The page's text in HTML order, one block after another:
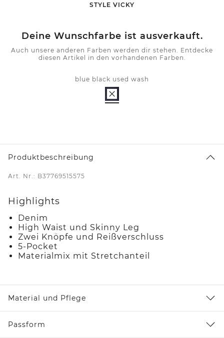
-
STYLE VICKY
Deine Wunschfarbe ist ausverkauft.
Auch unsere anderen Farben werden dir stehen. Entdecke
diesen Artikel in den vorhandenen Farben.
blue black used wash
Produktbeschreibung
Art. Nr.: B37769515575
Highlights
Denim
High Waist und Skinny Leg
Zwei Knöpfe und Reißverschluss
5-Pocket
Materialmix mit Stretchanteil
Material und Pflege
Passform